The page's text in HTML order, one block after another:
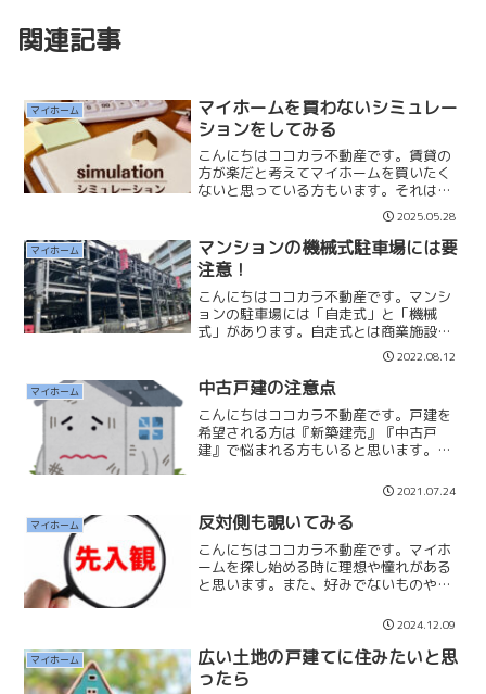
関連記事
マイホーム
マイホームを買わないシミュレー
ションをしてみる
こんにちはココカラ不動産です。賃貸の
方が楽だと考えてマイホームを買いたく
ないと思っている方もいます。それはそ
れで、その方の人生ですので賃貸に住み
続けても良いと思います。独身であるな
ら、将来どのような生活になったとして
も自分自身の責任になりま...
2025.05.28
マイホーム
マンションの機械式駐車場には要
注意！
こんにちはココカラ不動産です。マンシ
ョンの駐車場には「自走式」と「機械
式」があります。自走式とは商業施設に
あるような駐車場で一般的な車であれば
基本的には駐車可能です。注意が必要な
のは機械式駐車場です。機械式駐車場は
パレットに載せて、上下させ...
2022.08.12
マイホーム 中古戸建の注意点
こんにちはココカラ不動産です。戸建を
希望される方は『新築建売』『中古戸
建』で悩まれる方もいると思います。中
という目的があります。ただ中古マンシ
ョンと違い中古戸建は非常に難しく『注
意点』が必要です。【構造躯...
2021.07.24
マイホーム 反対側も覗いてみる
こんにちはココカラ不動産です。マイホ
ームを探し始める時に理想や憧れがある
と思います。また、好みでないものや他
もあります。人は自分が知っていること
や経験したことには良い印象を持ち、知
らないことや未経験なこと...
2024.12.09
マイホーム
広い土地の戸建てに住みたいと思
ったら